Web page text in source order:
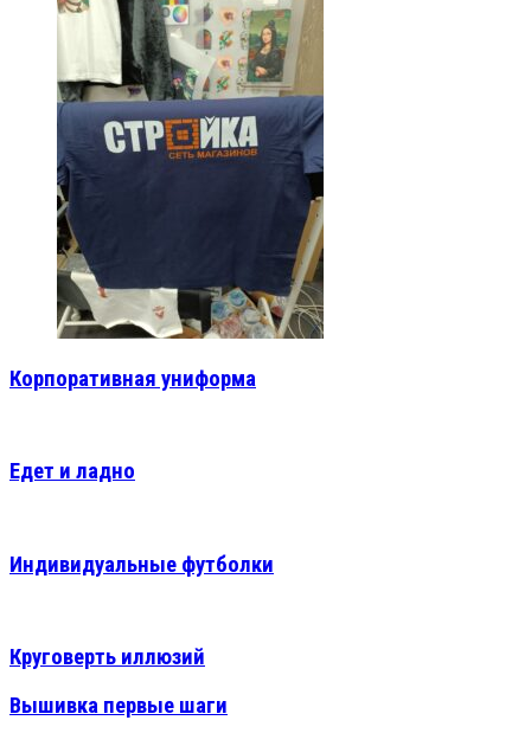
Корпоративная униформа
Едет и ладно
Индивидуальные футболки
Круговерть иллюзий
Вышивка первые шаги